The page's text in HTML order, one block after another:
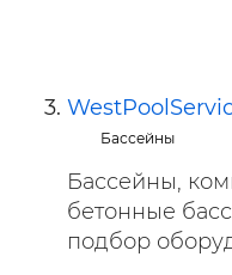
Бассейны
Бассейны,
бетонные
подбор